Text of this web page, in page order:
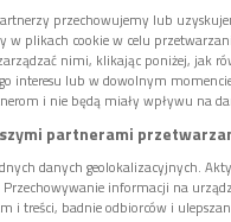
Jędrzejczyk,
w boksie
w latach 2015-
przechowujemy lub
w plikach cookie w celu
nimi, klikając poniżej, jak
interesu lub w dowolnym
i nie będą miały wpływu na
partnerami
danych geolokalizacyjnych.
informacji na
i treści, badnie odbiorców i